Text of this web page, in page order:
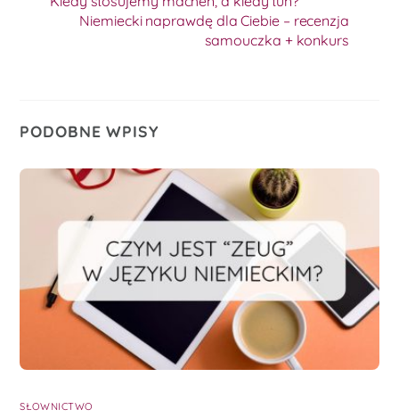
A n
g
a
m
Niemiecki naprawdę dla Ciebie – recenzja
samouczka + konkurs
PODOBNE WPISY
SŁOWNICTWO